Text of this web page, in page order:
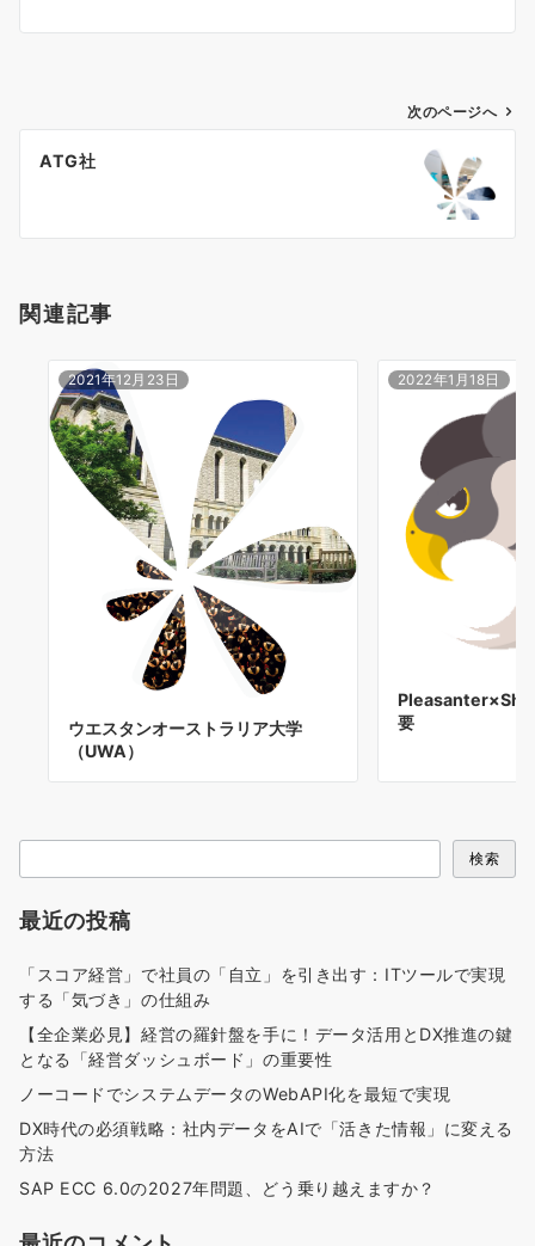
稿
ョ
次のページへ
ATG社
関連記事
2021年12月23日
ウエスタンオーストラリア大学
（UWA）
2022年1月18日
要
索
検索
最近の投稿
「スコア経営」で社員の「自立」を引き出す：ITツールで実現
する「気づき」の仕組み
【全企業必見】経営の羅針盤を手に！データ活用とDX推進の鍵
となる「経営ダッシュボード」の重要性
ノーコードでシステムデータのWebAPI化を最短で実現
DX時代の必須戦略：社内データをAIで「活きた情報」に変える
方法
SAP ECC 6.0の2027年問題、どう乗り越えますか？